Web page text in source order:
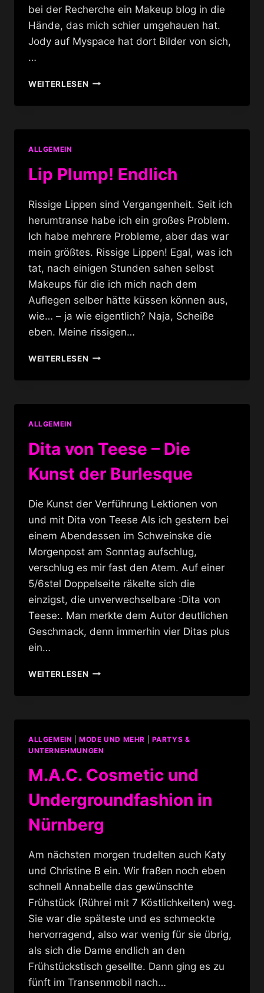
bei der Recherche ein Makeup blog in die
Hände, das mich schier umgehauen hat.
Jody auf Myspace hat dort Bilder von sich,
…
WEITERLESENJODY'S
BLOG
ALLGEMEIN
Lip Plump! Endlich
Rissige Lippen sind Vergangenheit. Seit ich
herumtranse habe ich ein großes Problem.
Ich habe mehrere Probleme, aber das war
mein größtes. Rissige Lippen! Egal, was ich
tat, nach einigen Stunden sahen selbst
Makeups für die ich mich nach dem
Auflegen selber hätte küssen können aus,
wie… – ja wie eigentlich? Naja, Scheiße
eben. Meine rissigen…
WEITERLESENLIP
ENDLICH
ALLGEMEIN
Dita von Teese – Die
Kunst der Burlesque
Die Kunst der Verführung Lektionen von
und mit Dita von Teese Als ich gestern bei
einem Abendessen im Schweinske die
Morgenpost am Sonntag aufschlug,
verschlug es mir fast den Atem. Auf einer
5/6stel Doppelseite räkelte sich die
einzigst, die unverwechselbare :Dita von
Teese:. Man merkte dem Autor deutlichen
Geschmack, denn immerhin vier Ditas plus
ein…
WEITERLESENDITA
TEESE
DIE
DER
ALLGEMEIN |MODE UND MEHR
PARTYS &
UNTERNEHMUNGEN
M.A.C. Cosmetic und
Undergroundfashion in
Nürnberg
Am nächsten morgen trudelten auch Katy
und Christine B ein. Wir fraßen noch eben
schnell Annabelle das gewünschte
Frühstück (Rührei mit 7 Köstlichkeiten) weg.
Sie war die späteste und es schmeckte
hervorragend, also war wenig für sie übrig,
als sich die Dame endlich an den
Frühstückstisch gesellte. Dann ging es zu
fünft im Transenmobil nach…